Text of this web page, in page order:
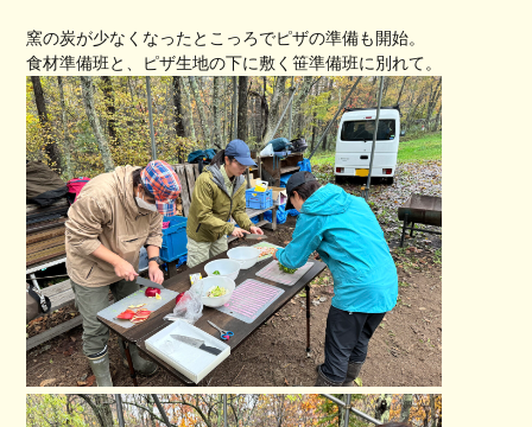
窯の炭が少なくなったとこっろでピザの準備も開始。
食材準備班と、ピザ生地の下に敷く笹準備班に別れて。